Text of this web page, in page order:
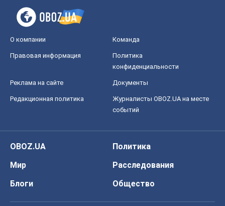
О компании Команда
Правовая информация
Политика
конфиденциальности
Реклама на сайте Документы
Редакционная политика
Журналисты OBOZ.UA на месте
событий
OBOZ.UA
Политика
Мир
Расследования
Блоги
Общество